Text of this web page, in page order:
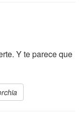
Y te parece que